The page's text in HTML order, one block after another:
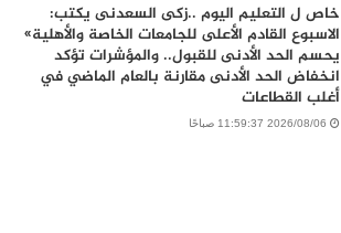
خاص ل التعليم اليوم ..زكى السعدنى يكتب:
الاسبوع القادم الأعلى للجامعات الخاصة والأهلية»
يحسم الحد الأدنى للقبول.. والمؤشرات تؤكد
انخفاض الحد الأدنى مقارنة بالعام الماضي في
أغلب القطاعات
2026/08/06 11:59:37 صباحًا